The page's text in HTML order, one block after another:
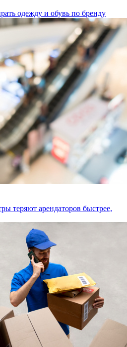
одежду и обувь по бренду
теряют арендаторов быстрее,